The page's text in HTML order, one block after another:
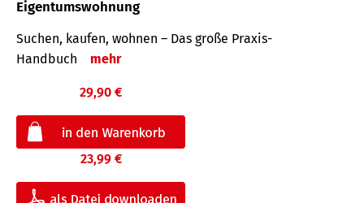
Eigentumswohnung
Suchen, kaufen, wohnen – Das große Praxis-
Handbuch
mehr
29,90 €
23,99 €